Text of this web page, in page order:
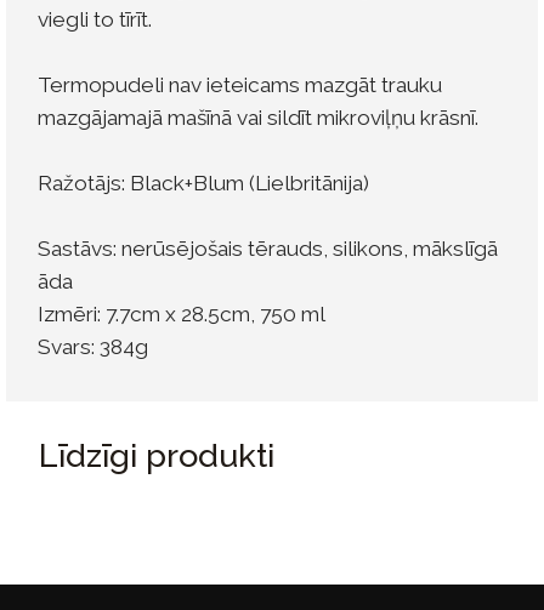
viegli to tīrīt.
Termopudeli nav ieteicams mazgāt trauku
mazgājamajā mašīnā vai sildīt mikroviļņu krāsnī.
Ražotājs: Black+Blum (Lielbritānija)
Sastāvs: nerūsējošais tērauds, ​​silikons, mākslīgā
āda
Izmēri: 7.7cm x 28.5cm, 750 ml
Svars: 384g
Līdzīgi produkti